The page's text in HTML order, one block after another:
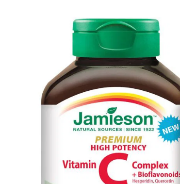
čisté zdroje
Jiné stránky Jamieson
www.jamiesonvitamins.com
Facebook Jamieson.cz
Jamieson na Instagramu